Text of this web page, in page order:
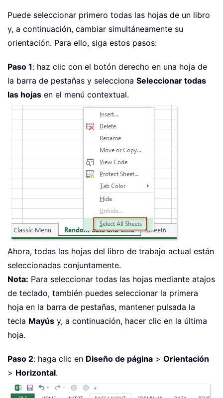
Puede seleccionar primero todas las hojas de un libro
y, a continuación, cambiar simultáneamente su
orientación. Para ello, siga estos pasos:
Paso 1: haz clic con el botón derecho en una hoja de
la barra de pestañas y selecciona Seleccionar todas
las hojas en el menú contextual.
Ahora, todas las hojas del libro de trabajo actual están
seleccionadas conjuntamente.
Nota: Para seleccionar todas las hojas mediante atajos
de teclado, también puedes seleccionar la primera
hoja en la barra de pestañas, mantener pulsada la
tecla Mayús y, a continuación, hacer clic en la última
hoja.
Paso 2: haga clic en Diseño de página > Orientación
> Horizontal.